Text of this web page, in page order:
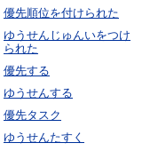
優先順位を付けられた
ゆうせんじゅんいをつけ
られた
優先する
ゆうせんする
優先タスク
ゆうせんたすく